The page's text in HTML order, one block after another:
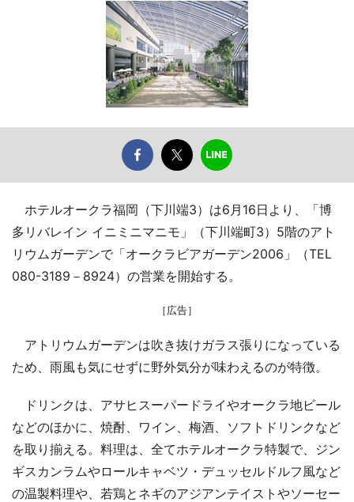
ホテルオークラ福岡（下川端3）は6月16日より、「博
多リバレイン イニミニマニモ」（下川端町3）5階のアト
リウムガーデンで「オークラビアガーデン2006」（TEL
080-3189－8924）の営業を開始する。
［広告］
アトリウムガーデンは吹き抜けガラス張りになっている
ため、雨風も気にせずに野外気分が味わえるのが特徴。
ドリンクは、アサヒスーパードライやオークラ地ビール
などのほかに、焼酎、ワイン、梅酒、ソフトドリンクなど
を取り揃える。料理は、全てホテルオークラ特製で、ジン
ギスカンラムやロールキャベツ・デュッセルドルフ風など
の温製料理や、若鶏とネギのアジアンテイストやソーセー